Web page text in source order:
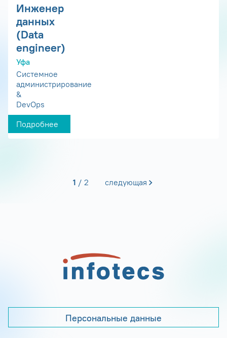
Инженер
данных
(Data
engineer)
Уфа
Системное
администрирование
&
DevOps
Подробнее
1 2 следующая
Персональные данные